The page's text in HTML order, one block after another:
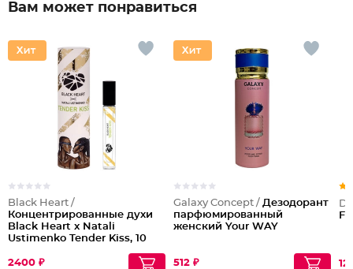
Вам может понравиться
Black Heart /
Концентрированные духи
Black Heart x Natali
Ustimenko Tender Kiss, 10
2400 ₽
Galaxy Concept / Дезодорант
парфюмированный
женский Your WAY
512 ₽